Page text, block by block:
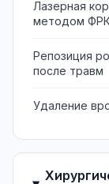
Лазерная
методом ФРК
Репозиция
после травм
Удаление